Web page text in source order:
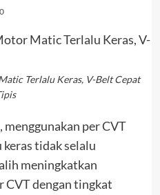
0
Terlalu Keras, V-Belt Cepat
menggunakan per CVT
tidak selalu
meningkatkan
CVT dengan tingkat